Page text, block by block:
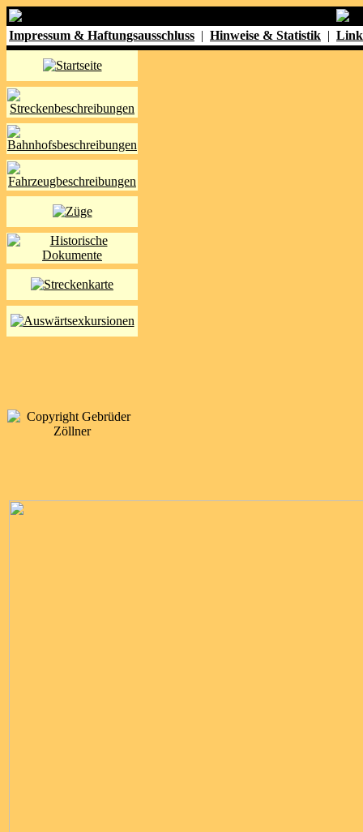
Impressum & Haftungsausschluss | Hinweise & Statistik |